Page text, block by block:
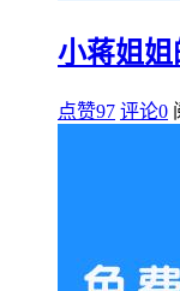
小蒋姐姐
点赞97 评论0